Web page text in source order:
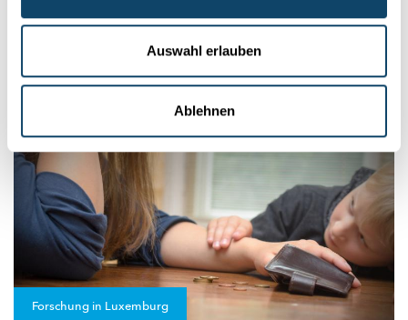
Auswahl erlauben
Ablehnen
ist.
Forschung in Luxemburg